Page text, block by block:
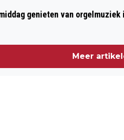
genieten van orgelmuziek
Meer